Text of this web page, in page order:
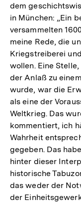
dem
in München: „Ein
versammelten
meine Rede, die
Kriegstreiberei
wollen. Eine
der Anlaß zu
wurde, war die
als eine der
Weltkrieg. Das
kommentiert, ich
Wahrheit
gegeben. Das
hinter dieser
historische
das weder der
der